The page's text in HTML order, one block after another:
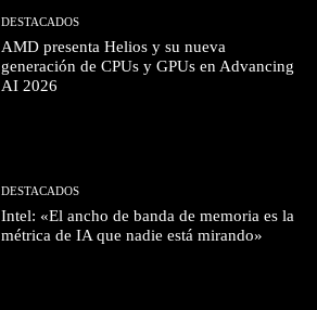
DESTACADOS
AMD presenta Helios y su nueva
generación de CPUs y GPUs en Advancing
AI 2026
DESTACADOS
Intel: «El ancho de banda de memoria es la
métrica de IA que nadie está mirando»